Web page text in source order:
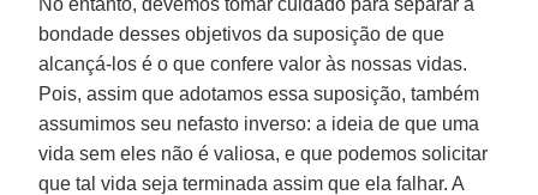
bondade desses objetivos da suposição de que
alcançá-los é o que confere valor às nossas vidas.
Pois, assim que adotamos essa suposição, também
assumimos seu nefasto inverso: a ideia de que uma
vida sem eles não é valiosa, e que podemos solicitar
que tal vida seja terminada assim que ela falhar. A